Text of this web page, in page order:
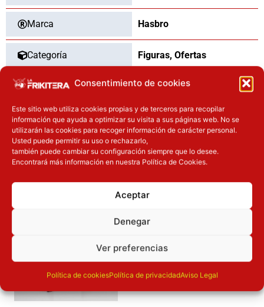
Consentimiento de cookies
Este sitio web utiliza cookies propias y de terceros para recopilar
información que ayuda a optimizar su visita a sus páginas web. No se
utilizarán las cookies para recoger información de carácter personal.
Usted puede permitir su uso o rechazarlo,
también puede cambiar su configuración siempre que lo desee.
Encontrará más información en nuestra Política de Cookies.
Aceptar
Denegar
Ver preferencias
Política de cookiesPolítica de privacidadAviso Legal
Marca Hasbro
Categoría Figuras, Ofertas
Tipo Nuevo
OTROS PRODUCTOS QUE TE
PUEDEN INTERESAR
El precio original era: 32.90€.
El precio actual es: 24.67€. El precio original era: 139.90€.
El precio actual es: 125.91€.